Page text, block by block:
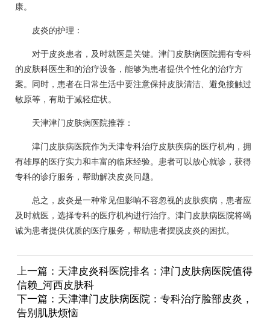
康。
皮炎的护理：
对于皮炎患者，及时就医是关键。津门皮肤病医院拥有专科
的皮肤科医生和的治疗设备，能够为患者提供个性化的治疗方
案。同时，患者在日常生活中要注意保持皮肤清洁、避免接触过
敏原等，有助于减轻症状。
天津津门皮肤病医院推荐：
津门皮肤病医院作为天津专科治疗皮肤疾病的医疗机构，拥
有雄厚的医疗实力和丰富的临床经验。患者可以放心就诊，获得
专科的诊疗服务，帮助解决皮炎问题。
总之，皮炎是一种常见但影响不容忽视的皮肤疾病，患者应
及时就医，选择专科的医疗机构进行治疗。津门皮肤病医院将竭
诚为患者提供优质的医疗服务，帮助患者摆脱皮炎的困扰。
上一篇： 天津皮炎科医院排名：津门皮肤病医院值得
信赖_河西皮肤科
下一篇： 天津津门皮肤病医院：专科治疗脸部皮炎，
告别肌肤烦恼